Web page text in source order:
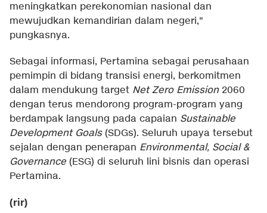
meningkatkan perekonomian nasional dan
mewujudkan kemandirian dalam negeri,"
pungkasnya.
Sebagai informasi, Pertamina sebagai perusahaan
pemimpin di bidang transisi energi, berkomitmen
dalam mendukung target Net Zero Emission2060
dengan terus mendorong program-program yang
berdampak langsung pada capaian Sustainable
Development Goals(SDGs). Seluruh upaya tersebut
sejalan dengan penerapan Environmental, Social &
Governance (ESG) di seluruh lini bisnis dan operasi
Pertamina.
(rir)